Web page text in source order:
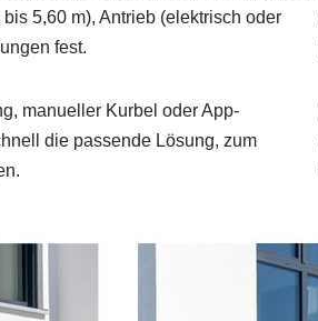
5,60 m), Antrieb (elektrisch oder
fest.
manueller Kurbel oder App-
die passende Lösung, zum